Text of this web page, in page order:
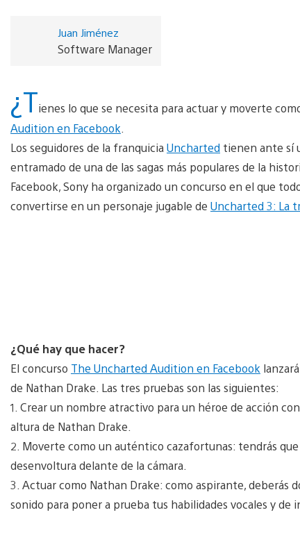
Juan Jiménez
Software Manager
¿Tienes lo que se necesita para actuar y moverte
Audition en Facebook
Los seguidores de la franquicia Uncharted tienen ante sí
entramado de una de las sagas más populares de la
Facebook, Sony ha organizado un concurso en el que
convertirse en un personaje jugable de Uncharted 3: La
¿Qué hay que hacer?
El concurso The Uncharted Audition en Facebook
de Nathan Drake. Las tres pruebas son las siguientes:
1. Crear un nombre atractivo para un héroe de acción
altura de Nathan Drake.
2. Moverte como un auténtico cazafortunas: tendrás
desenvoltura delante de la cámara.
3. Actuar como Nathan Drake: como aspirante, deberás
sonido para poner a prueba tus habilidades vocales y de